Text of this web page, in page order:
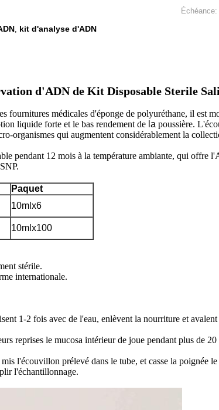
Échéance:
, kit d'analyse d'ADN
d'ADN de Kit Disposable Sterile
fournitures médicales d'éponge de polyuréthane, il est
liquide forte et le bas rendement de la poussière.
organismes qui augmentent considérablement la
pendant 12 mois à la température ambiante, qui offre
Paquet
10mlx6
10mlx100
stérile.
internationale.
1-2 fois avec de l'eau, enlèvent la nourriture et
reprises le mucosa intérieur de joue pendant plus de
l'écouvillon prélevé dans le tube, et casse la poignée
l'échantillonnage.